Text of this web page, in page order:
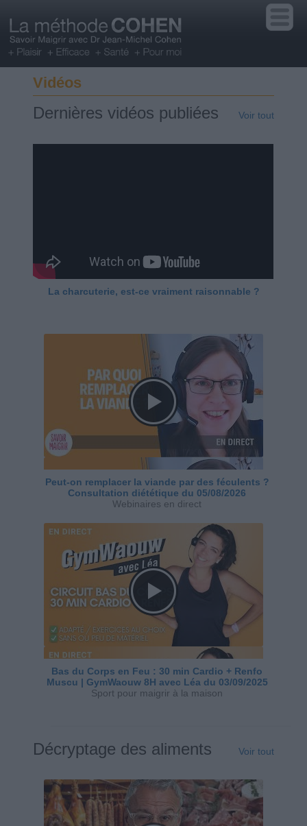
Vidéos
Dernières vidéos publiées Voir tout
La charcuterie, est-ce vraiment raisonnable ?
Peut-on remplacer la viande par des féculents ?
Consultation diététique du 05/08/2026
Webinaires en direct
Bas du Corps en Feu : 30 min Cardio + Renfo
Muscu | GymWaouw 8H avec Léa du 03/09/2025
Sport pour maigrir à la maison
Décryptage des aliments Voir tout